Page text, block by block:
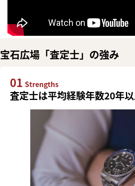
宝石広場「査定士」の強み
01 Strengths
査定士は平均経験年数20年